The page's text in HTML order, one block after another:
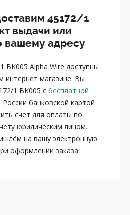
45172/1
выдачи или
вашему адресу
BK005 Alpha Wire доступны
интернет магазине. Вы
1 BK005 с бесплатной
России банковской картой
счет для оплаты по
юридическим лицом.
на вашу электронную
оформлении заказа.